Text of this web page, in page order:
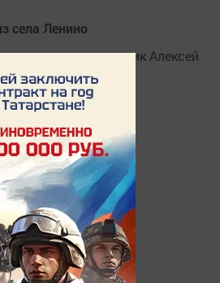
села Ленино
его племянник Алексей
россиян.